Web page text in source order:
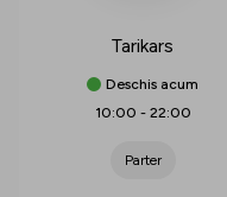
Tarikars
Deschis acum
10:00 - 22:00
Parter